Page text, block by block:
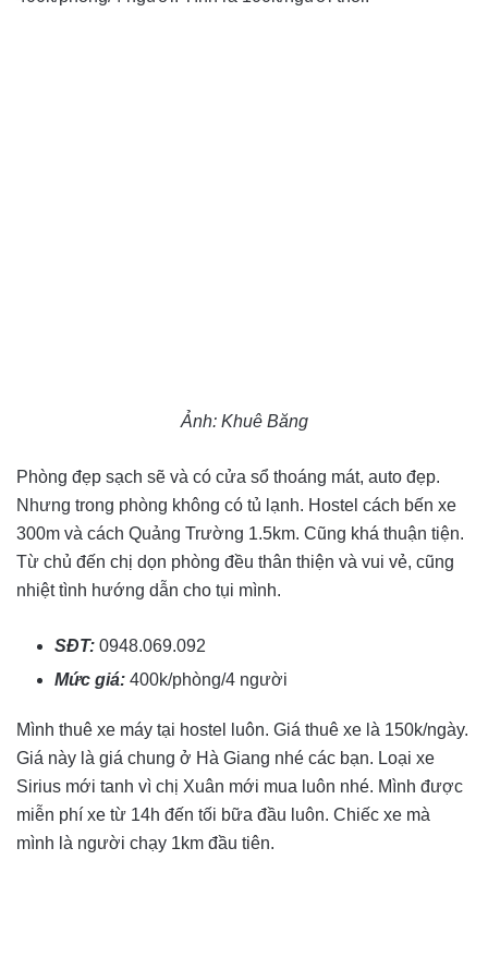
Ảnh: Khuê Băng
Phòng đẹp sạch sẽ và có cửa sổ thoáng mát, auto đẹp.
Nhưng trong phòng không có tủ lạnh. Hostel cách bến xe
300m và cách Quảng Trường 1.5km. Cũng khá thuận tiện.
Từ chủ đến chị dọn phòng đều thân thiện và vui vẻ, cũng
nhiệt tình hướng dẫn cho tụi mình.
SĐT: 0948.069.092
Mức giá: 400k/phòng/4 người
Mình thuê xe máy tại hostel luôn. Giá thuê xe là 150k/ngày.
Giá này là giá chung ở Hà Giang nhé các bạn. Loại xe
Sirius mới tanh vì chị Xuân mới mua luôn nhé. Mình được
miễn phí xe từ 14h đến tối bữa đầu luôn. Chiếc xe mà
mình là người chạy 1km đầu tiên.